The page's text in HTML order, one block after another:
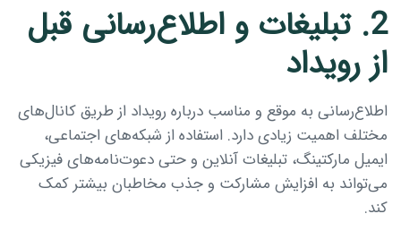
2. تبلیغات و اطلاع‌رسانی قبل
از رویداد
اطلاع‌رسانی به موقع و مناسب درباره رویداد از طریق کانال‌های
مختلف اهمیت زیادی دارد. استفاده از شبکه‌های اجتماعی،
ایمیل مارکتینگ، تبلیغات آنلاین و حتی دعوت‌نامه‌های فیزیکی
می‌تواند به افزایش مشارکت و جذب مخاطبان بیشتر کمک
کند.